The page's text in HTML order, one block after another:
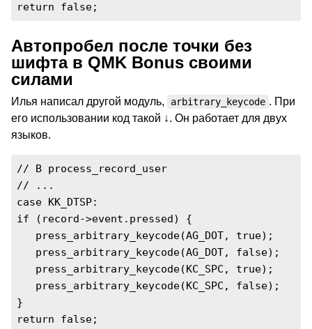
return false;
Автопробел после точки без
шифта в QMK Bonus своими
силами
Илья написал другой модуль, arbitrary_keycode . При
его использовании код такой ↓. Он работает для двух
языков.
// В process_record_user
// ...
case KK_DTSP:
if (record->event.pressed) {
}
return false;